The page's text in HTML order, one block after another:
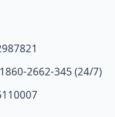
1860-2662-345 (24/7)